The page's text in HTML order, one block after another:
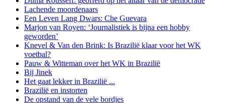
Lachende moordenaars
Een Leven Lang Dwars: Che Guevara
Marjon van Royen: ‘Journalistiek is bijna een hobby
geworden’
Knevel & Van den Brink: Is Brazilië klaar voor het WK
voetbal?
Pauw & Witteman over het WK in Brazilië
Bij Jinek
Het gaat lekker in Brazilië ...
Brazilië en instorten
De opstand van de vele bordjes